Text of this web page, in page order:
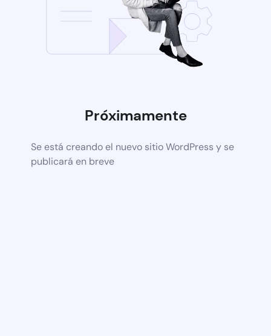
Próximamente
Se está creando el nuevo sitio WordPress y se
publicará en breve